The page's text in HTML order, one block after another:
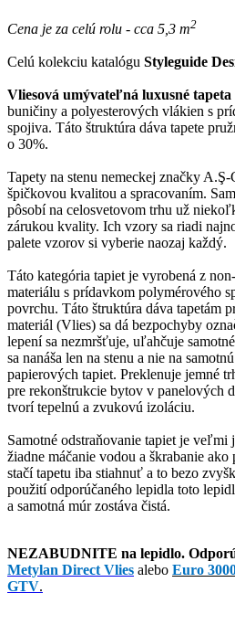
Cena je za celú rolu - cca 5,3 m2
Celú kolekciu katalógu Styleguide
Vliesová umývateľná luxusné tapeta
buničiny a polyesterových vlákien s
spojiva. Táto štruktúra dáva tapete
o 30%.
Tapety na stenu nemeckej značky
špičkovou kvalitou a spracovaním.
pôsobí na celosvetovom trhu už
zárukou kvality. Ich vzory sa riadi
palete vzorov si vyberie naozaj každý.
Táto kategória tapiet je vyrobená z
materiálu s prídavkom polymérového
povrchu. Táto štruktúra dáva tapetám
materiál (Vlies) sa dá bezpochyby
lepení sa nezmršťuje, uľahčuje
sa nanáša len na stenu a nie na
papierových tapiet. Preklenuje jemné
pre rekonštrukcie bytov v panelových
tvorí tepelnú a zvukovú izoláciu.
Samotné odstraňovanie tapiet je veľmi
žiadne máčanie vodou a škrabanie
stačí tapetu iba stiahnuť a to bezo
použití odporúčaného lepidla toto
a samotná múr zostáva čistá.
NEZABUDNITE na lepidlo.
Metylan Direct Vlies alebo Euro
GTV.